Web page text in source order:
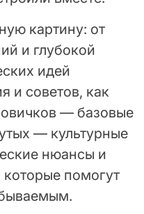
картину: от
и глубокой
идей
и советов, как
— базовые
— культурные
нюансы и
помогут